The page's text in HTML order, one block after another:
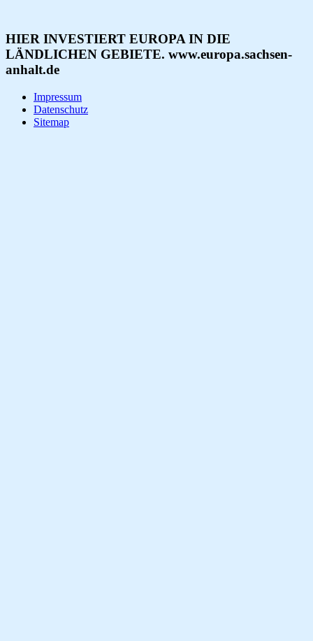
HIER INVESTIERT EUROPA IN DIE
LÄNDLICHEN GEBIETE. www.europa.sachsen-
anhalt.de
Impressum
Datenschutz
Sitemap